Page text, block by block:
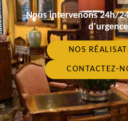
Nous intervenons 24h/
d'urgence
NOS
CONTACTEZ-